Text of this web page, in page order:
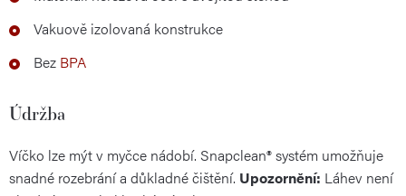
Vakuově izolovaná konstrukce
Bez BPA
Údržba
Víčko lze mýt v myčce nádobí. Snapclean® systém umožňuje
snadné rozebrání a důkladné čištění. Upozornění: Láhev není